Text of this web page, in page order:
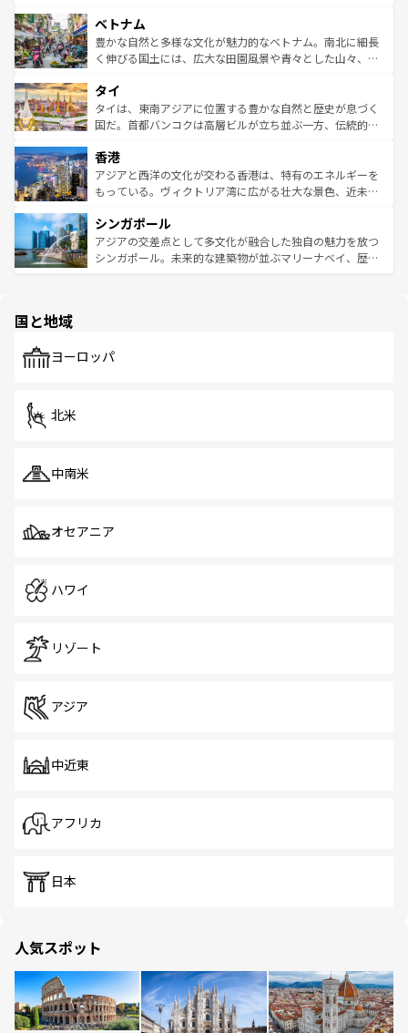
参照してほしい。
容にもいいと評判のスイーツなど、バラエティ豊かな料理
が味わえる。 なお、新着の台湾情報は コンテンツ一覧を参
照してほしい。
き、地方に足を延ばせば四季折々の自然美を楽しむことが
できる。そして、キムチや焼肉、絶品のストリートフード
まで、さまざまな韓国料理が待っている。夜には、韓国な
リティに包まれながら、韓国の多彩な魅力を心ゆくまで味
わってみてほしい。 なお、新着の韓国情報はコンテンツ一
覧を参照してほしい。
ベトナム
豊かな自然と多様な文化が魅力的なベトナム。南北に細長
く伸びる国土には、広大な田園風景や青々とした山々、世
急速な発展と共に伝統が息づく。ハノイの古い町並みやホ
ーチミン市のフランス統治時代の建物も、独特の雰囲気を
醸し出している。また、バラエティの豊かさとおいしさで
とつ。フォーやバインミー、ベトナムコーヒーなどは、ぜ
ひ現地で味わいたい。どの地域を訪れてもあたたかい人々
が旅行者を迎えてくれるので、きっと忘れられない旅にな
参照してほしい。
タイ
タイは、東南アジアに位置する豊かな自然と歴史が息づく
国だ。首都バンコクは高層ビルが立ち並ぶ一方、伝統的な
の活気が交差している。北部ではチェンマイなどの山岳地
帯で自然と触れ合い、南部ではプーケットやクラビの美し
いビーチでリゾート気分を楽しむことができる。タイ料理
激する。気候は一年中温暖で、どの季節にも異なる楽しみ
が待っている。親しみやすいタイの人々、仏教を中心とし
た文化、そして多様な観光資源が、訪れる旅人を魅了し続
香港
アジアと西洋の文化が交わる香港は、特有のエネルギーを
もっている。ヴィクトリア湾に広がる壮大な景色、近未来
み、どこを訪れても感動するはず。観光スポットが密集し
ており、効率よく見どころを回れるのも魅力。息をのむよ
うな絶景から文化的な体験まで、香港を存分に楽しみ尽く
シンガポール
アジアの交差点として多文化が融合した独自の魅力を放つ
シンガポール。未来的な建築物が並ぶマリーナベイ、歴史
で、ホーカーズは地元の風情を楽しめる外せないスポット
国と地域
ヨーロッパ
北米
中南米
オセアニア
ハワイ
リゾート
アジア
中近東
アフリカ
日本
人気スポット